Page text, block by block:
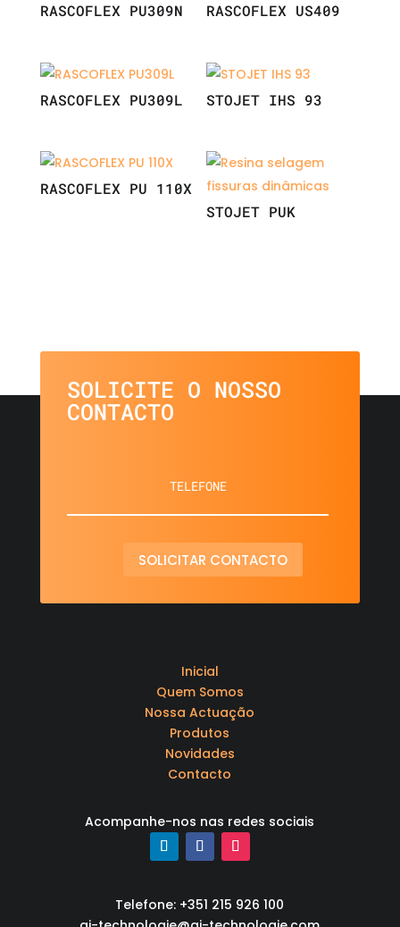
RASCOFLEX PU309N RASCOFLEX US409
RASCOFLEX PU309L STOJET IHS 93
RASCOFLEX PU 110X
STOJET PUK
SOLICITE O NOSSO
CONTACTO
SOLICITAR CONTACTO
Inicial
Quem Somos
Nossa Actuação
Produtos
Novidades
Contacto
Acompanhe-nos nas redes sociais
Telefone: +351 215 926 100